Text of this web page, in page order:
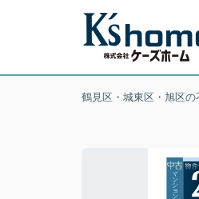
鶴見区・城東区・旭区